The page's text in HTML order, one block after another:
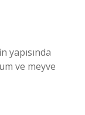
ve meyve